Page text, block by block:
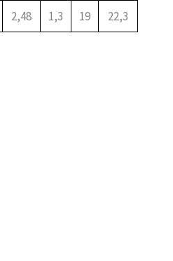
2,48 1,3 19 22,3